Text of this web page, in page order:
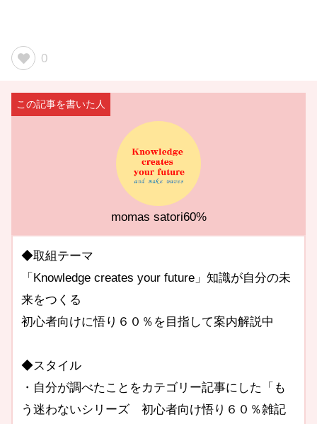
0
momas satori60%
◆取組テーマ
「Knowledge creates your future」知識が自分の未
来をつくる
初心者向けに悟り６０％を目指して案内解説中
◆スタイル
・自分が調べたことをカテゴリー記事にした「も
う迷わないシリーズ 初心者向け悟り６０％雑記